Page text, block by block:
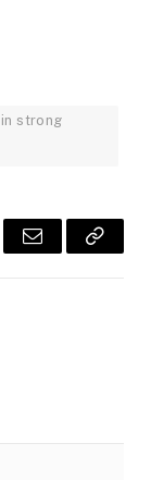
strong
Email
Copy